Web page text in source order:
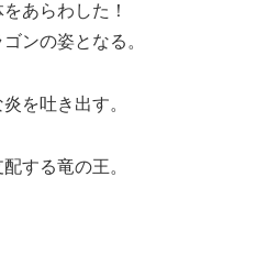
あらわした！
ンの姿となる。
を吐き出す。
する竜の王。